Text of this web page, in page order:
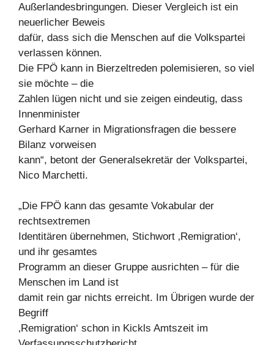
Außerlandesbringungen. Dieser Vergleich ist ein
neuerlicher Beweis
dafür, dass sich die Menschen auf die Volkspartei
verlassen können.
Die FPÖ kann in Bierzeltreden polemisieren, so viel
sie möchte – die
Zahlen lügen nicht und sie zeigen eindeutig, dass
Innenminister
Gerhard Karner in Migrationsfragen die bessere
Bilanz vorweisen
kann“, betont der Generalsekretär der Volkspartei,
Nico Marchetti.
„Die FPÖ kann das gesamte Vokabular der
rechtsextremen
Identitären übernehmen, Stichwort ‚Remigration‘,
und ihr gesamtes
Programm an dieser Gruppe ausrichten – für die
Menschen im Land ist
damit rein gar nichts erreicht. Im Übrigen wurde der
Begriff
‚Remigration‘ schon in Kickls Amtszeit im